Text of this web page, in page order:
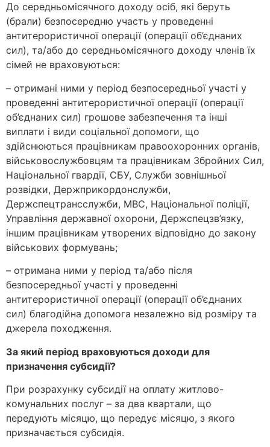
До середньомісячного доходу осіб, які беруть
(брали) безпосередню участь у проведенні
антитерористичної операції (операції об’єднаних
сил), та/або до середньомісячного доходу членів їх
сімей не враховуються:
– отримані ними у період безпосередньої участі у
проведенні антитерористичної операції (операції
об’єднаних сил) грошове забезпечення та інші
виплати і види соціальної допомоги, що
здійснюються працівникам правоохоронних органів,
військовослужбовцям та працівникам Збройних Сил,
Національної гвардії, СБУ, Служби зовнішньої
розвідки, Держприкордонслужби,
Держспецтрансслужби, МВС, Національної поліції,
Управління державної охорони, Держспецзв’язку,
іншим працівникам утворених відповідно до закону
військових формувань;
– отримана ними у період та/або після
безпосередньої участі у проведенні
антитерористичної операції (операції об’єднаних
сил) благодійна допомога незалежно від розміру та
джерела походження.
За який період враховуються доходи для
призначення субсидії?
При розрахунку субсидії на оплату житлово-
комунальних послуг – за два квартали, що
передують місяцю, що передує місяцю, з якого
призначається субсидія.